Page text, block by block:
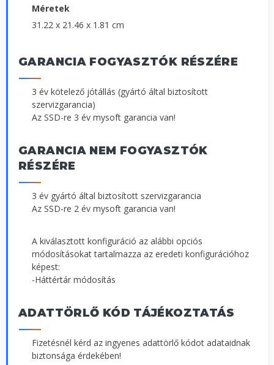
Méretek
31.22 x 21.46 x 1.81 cm
GARANCIA FOGYASZTÓK RÉSZÉRE
3 év kötelező jótállás (gyártó által biztosított
szervizgarancia)
Az SSD-re 3 év mysoft garancia van!
GARANCIA NEM FOGYASZTÓK
RÉSZÉRE
3 év gyártó által biztosított szervizgarancia
Az SSD-re 2 év mysoft garancia van!
A kiválasztott konfiguráció az alábbi opciós
módosításokat tartalmazza az eredeti konfigurációhoz
képest:
-Háttértár módosítás
ADATTÖRLŐ KÓD TÁJÉKOZTATÁS
Fizetésnél kérd az ingyenes adattörlő kódot adataidnak
biztonsága érdekében!